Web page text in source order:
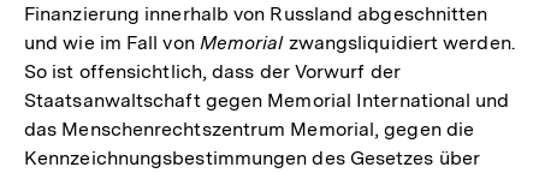
Finanzierung innerhalb von Russland abgeschnitten
und wie im Fall von Memorialzwangsliquidiert werden.
So ist offensichtlich, dass der Vorwurf der
Staatsanwaltschaft gegen Memorial International und
das Menschenrechtszentrum Memorial, gegen die
Kennzeichnungsbestimmungen des Gesetzes über